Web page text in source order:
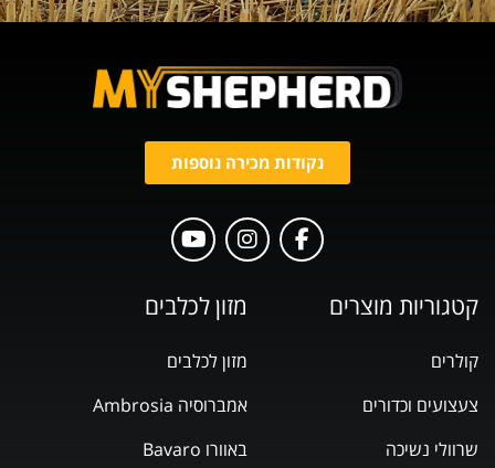
מזון לכלבים
מזון לכלבים
אמברוסיה Ambrosia
באוורו Bavaro
קטגוריות מוצרים
קולרים
צעצועים וכדורים
שרוולי נשיכה
נקודות מכירה נוספות